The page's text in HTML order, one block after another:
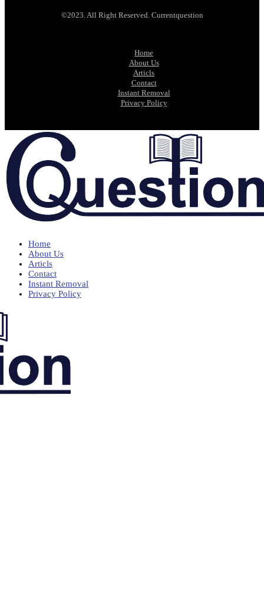
©2023. All Right Reserved. Currentquestion
Home
About Us
Articls
Contact
Instant Removal
Privacy Policy
Home
About Us
Articls
Contact
Instant Removal
Privacy Policy